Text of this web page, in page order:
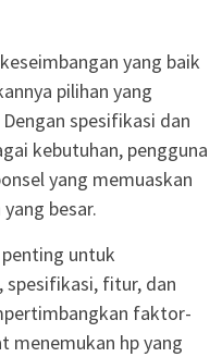
yang baik
pilihan yang
spesifikasi dan
kebutuhan, pengguna
yang memuaskan
besar.
untuk
fitur, dan
faktor-
menemukan hp yang